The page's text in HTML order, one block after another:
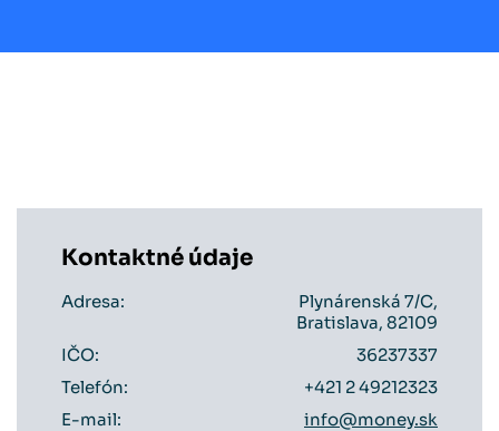
Kontaktné údaje
Adresa:
Plynárenská 7/C,
Bratislava, 82109
IČO:
36237337
Telefón:
+421 2 49212323
E-mail:
info@money.sk